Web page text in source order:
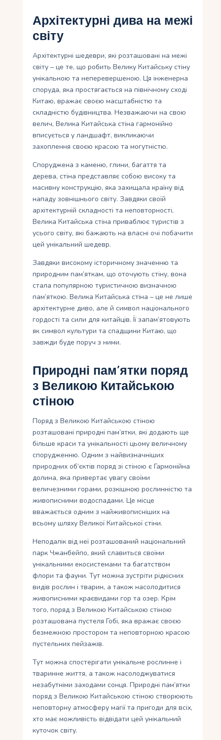
Архітектурні дива на межі
світу
Архітектурні шедеври, які розташовані на межі
світу – це те, що робить Велику Китайську стіну
унікальною та неперевершеною. Ця інженерна
споруда, яка простягається на північному сході
Китаю, вражає своєю масштабністю та
складністю будівництва. Незважаючи на свою
велич, Велика Китайська стіна гармонійно
вписується у ландшафт, викликаючи
захоплення своєю красою та могутністю.
Споруджена з каменю, глини, багаття та
дерева, стіна представляє собою високу та
масивну конструкцію, яка захищала країну від
нападу зовнішнього світу. Завдяки своїй
архітектурній складності та неповторності,
Велика Китайська стіна приваблює туристів з
усього світу, які бажають на власні очі побачити
цей унікальний шедевр.
Завдяки високому історичному значенню та
природним пам’яткам, що оточують стіну, вона
стала популярною туристичною визначною
пам’яткою. Велика Китайська стіна – це не лише
архітектурне диво, але й символ національного
гордості та сили для китайців. Її запам’ятовують
як символ культури та спадщини Китаю, що
завжди буде поруч з ними.
Природні пам’ятки поряд
з Великою Китайською
стіною
Поряд з Великою Китайською стіною
розташовані природні пам’ятки, які додають ще
більше краси та унікальності цьому величному
спорудженню. Одним з найвизначніших
природних об’єктів поряд зі стіною є Гармонійна
долина, яка привертає увагу своїми
величезними горами, розкішною рослинністю та
живописними водоспадами. Це місце
вважається одним з найживописніших на
всьому шляху Великої Китайської стіни.
Неподалік від неї розташований національний
парк Чжанбейпо, який славиться своїми
унікальними екосистемами та багатством
флори та фауни. Тут можна зустріти рідкісних
видів рослин і тварин, а також насолодитися
живописними краєвидами гор та озер. Крім
того, поряд з Великою Китайською стіною
розташована пустеля Гобі, яка вражає своєю
безмежною простором та неповторною красою
пустельних пейзажів.
Тут можна спостерігати унікальне рослинне і
тваринне життя, а також насолоджуватися
незабутніми заходами сонця. Природні пам’ятки
поряд з Великою Китайською стіною створюють
неповторну атмосферу магії та пригоди для всіх,
хто має можливість відвідати цей унікальний
куточок світу.